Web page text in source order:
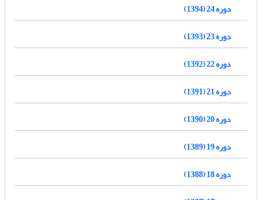
دوره 24 (1394)
دوره 23 (1393)
دوره 22 (1392)
دوره 21 (1391)
دوره 20 (1390)
دوره 19 (1389)
دوره 18 (1388)